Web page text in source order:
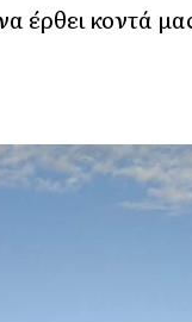
έρθει κοντά